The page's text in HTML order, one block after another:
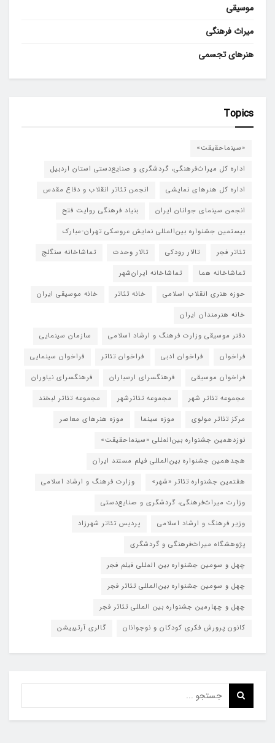
موسیقی
میراث فرهنگی
هنرهای تجسمی
Topics
«سینماحقیقت»
اداره کل میراث‌فرهنگی، گردشگری و صنایع‌دستی استان اردبیل
اداره کل هنرهای نمایشی
انجمن تئاتر انقلاب و دفاع مقدس
انجمن سینمای جوانان ایران
بنیاد فرهنگی روایت فتح
بیستمین جشنواره بین‌المللی نمایش عروسکی تهران-مبارک
تئاتر فجر
تالار رودکی تالار وحدت
تماشاخانه سنگلج
تماشاخانه هما
تماشاخانه‌ ایران‌شهر
حوزه هنری انقلاب اسلامی
خانه تئاتر
خانه موسیقی ایران
خانه هنرمندان ایران
دفتر موسیقی وزارت فرهنگ و ارشاد اسلامی
سازمان سینمایی
فراخوان
فراخوان ادبی فراخوان تئاتر
فراخوان سینمایی
فراخوان موسیقی
فرهنگسرای ارسباران
فرهنگسرای نیاوران
مجموعه تئاتر شهر
مجموعه تئاترشهر
مجموعه تئاتر لبخند
مرکز تئاتر مولوی
موزه سینما
موزه هنرهای معاصر
نوزدهمین جشنواره بین‌المللی «سینماحقیقت»
هجدهمین جشنواره بین‌المللی فیلم مستند ایران
هفتمین جشنواره تئاتر «شهر»
وزارت فرهنگ و ارشاد اسلامی
وزارت میراث‌فرهنگی، گردشگری و صنایع‌دستی
وزیر فرهنگ و ارشاد اسلامی
پردیس تئاتر شهرزاد
پژوهشگاه میراث‌فرهنگی و گردشگری
چهل و سومین جشنواره بین المللی فیلم فجر
چهل و سومین جشنواره بین‌المللی تئاتر فجر
چهل و چهارمین جشنواره بین المللی تئاتر فجر
کانون پرورش فکری کودکان و نوجوانان
گالری آرتیبیشن